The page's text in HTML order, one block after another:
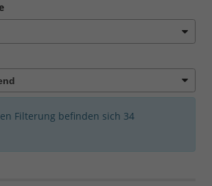
Filterung befinden sich 34